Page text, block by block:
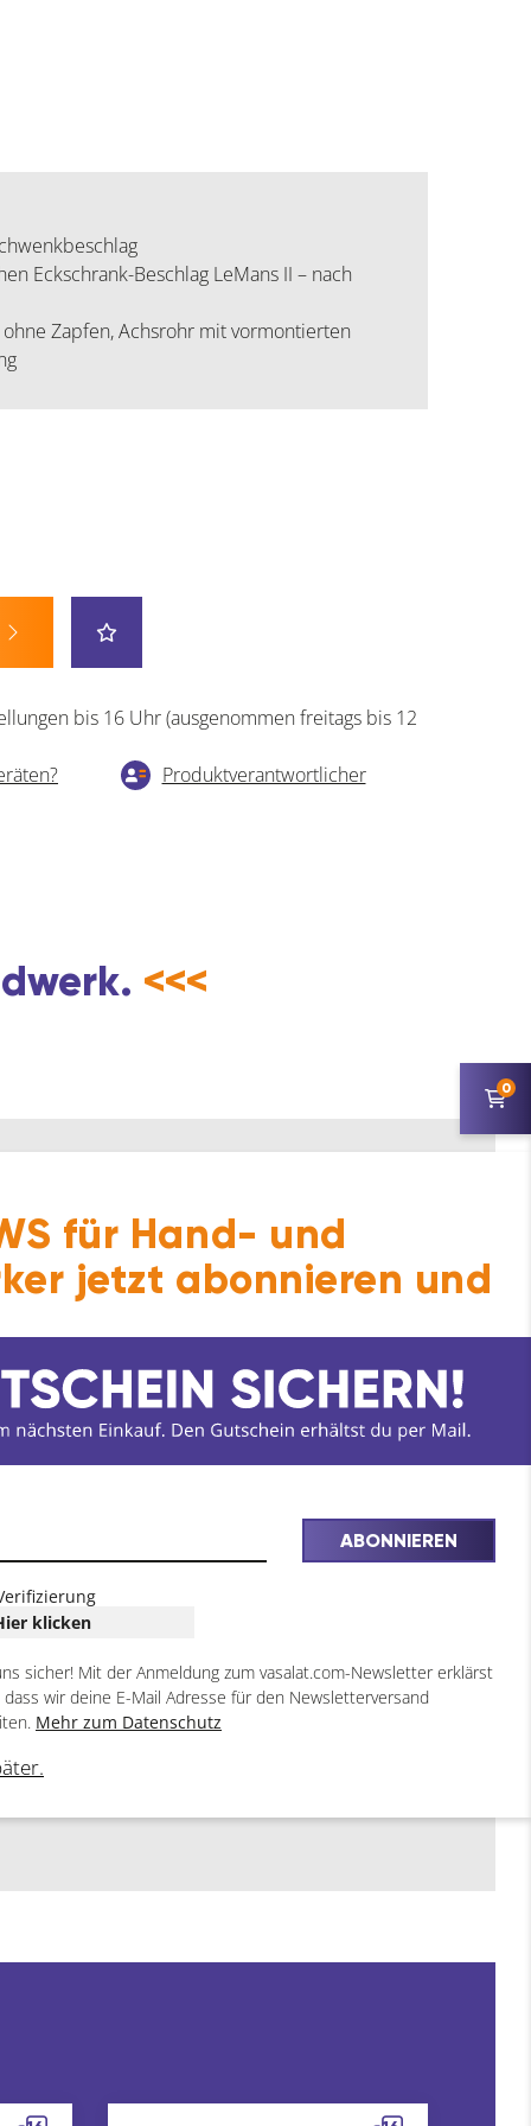
Eckschrank-Beschlag LeMans II – nach
ohne Zapfen, Achsrohr mit vormontierten
bis 16 Uhr (ausgenommen freitags bis 12
Produktverantwortlicher
<<<
0
für Hand- und
jetzt abonnieren und
ABONNIEREN
klicken
sicher! Mit der Anmeldung zum vasalat.com-Newsletter erklärst
wir deine E-Mail Adresse für den Newsletterversand
Mehr zum Datenschutz